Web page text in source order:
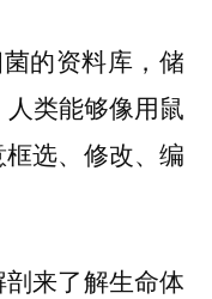
的资料库，储
类能够像用鼠
选、修改、编
来了解生命体